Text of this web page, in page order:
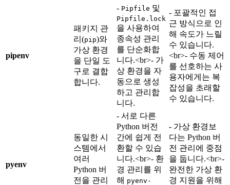
pipenv
패키지 관
리(pip)와
가상 환경
을 단일 도
구로 결합
합니다.
- Pipfile 및
Pipfile.lock
을 사용하여
종속성 관리
를 단순화합
니다.<br>- 가
상 환경을 자
동으로 생성
하고 관리합
니다.
- 포괄적인 접
근 방식으로 인
해 속도가 느릴
수 있습니다.
<br>- 수동 제어
를 선호하는 사
용자에게는 복
잡성을 초래할
수 있습니다.
pyenv
동일한 시
스템에서
여러
Python 버
전을 관리
- 서로 다른
Python 버전
간에 쉽게 전
환할 수 있습
니다.<br>- 환
경 관리를 위
해 pyenv-
- 가상 환경보
다는 Python 버
전 관리에 중점
을 둡니다.<br>-
완전한 가상 환
경 지원을 위해